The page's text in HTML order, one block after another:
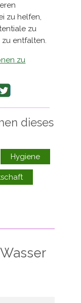
zu helfen,
zu
entfalten.
zu
dieses
Hygiene
Wasser